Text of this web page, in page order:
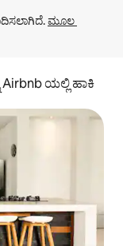
ಮೂಲ
Airbnb ಯಲ್ಲಿ ಹಾಕಿ